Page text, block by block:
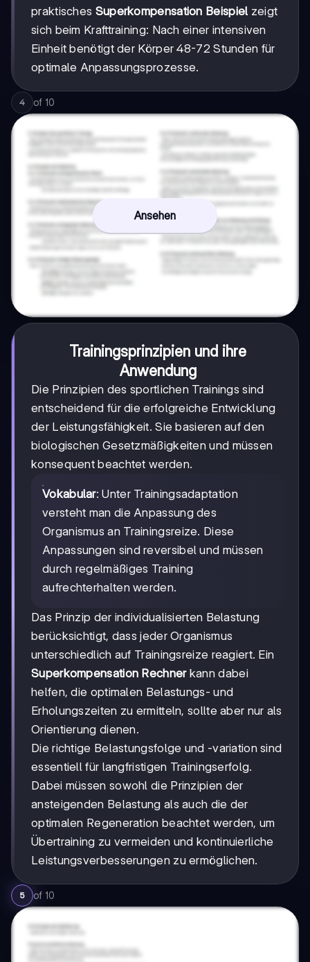
praktisches Superkompensation Beispiel zeigt
sich beim Krafttraining: Nach einer intensiven
Einheit benötigt der Körper 48-72 Stunden für
optimale Anpassungsprozesse.
4 of 10
Ansehen
Trainingsprinzipien und ihre
Anwendung
Die Prinzipien des sportlichen Trainings sind
entscheidend für die erfolgreiche Entwicklung
der Leistungsfähigkeit. Sie basieren auf den
biologischen Gesetzmäßigkeiten und müssen
konsequent beachtet werden.
Vokabular: Unter Trainingsadaptation
versteht man die Anpassung des
Organismus an Trainingsreize. Diese
Anpassungen sind reversibel und müssen
durch regelmäßiges Training
aufrechterhalten werden.
Das Prinzip der individualisierten Belastung
berücksichtigt, dass jeder Organismus
unterschiedlich auf Trainingsreize reagiert. Ein
Superkompensation Rechnerkann dabei
helfen, die optimalen Belastungs- und
Erholungszeiten zu ermitteln, sollte aber nur als
Orientierung dienen.
Die richtige Belastungsfolge und -variation sind
essentiell für langfristigen Trainingserfolg.
Dabei müssen sowohl die Prinzipien der
ansteigenden Belastung als auch die der
optimalen Regeneration beachtet werden, um
Übertraining zu vermeiden und kontinuierliche
Leistungsverbesserungen zu ermöglichen.
5 of 10